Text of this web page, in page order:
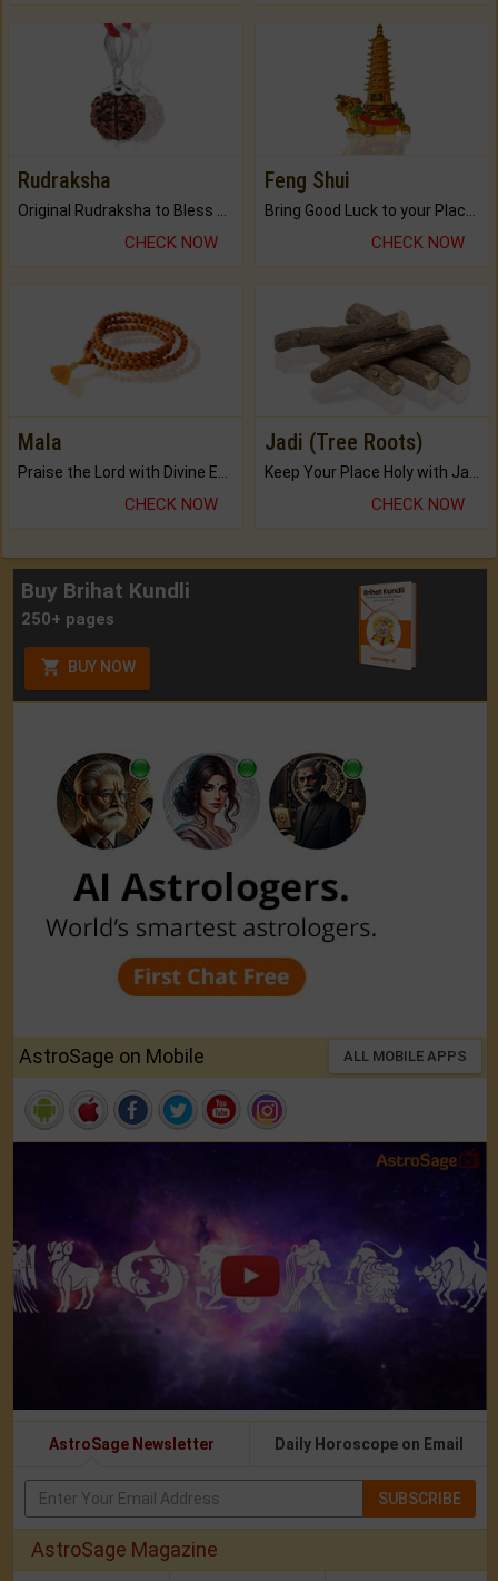
Rudraksha
CHECK NOW
Feng Shui
CHECK NOW
Mala
CHECK NOW
Jadi (Tree Roots)
CHECK NOW
Buy Brihat Kundli
250+ pages
BUY NOW
AstroSage on Mobile ALL MOBILE APPS
AstroSage Newsletter Daily Horoscope on Email
SUBSCRIBE
AstroSage Magazine